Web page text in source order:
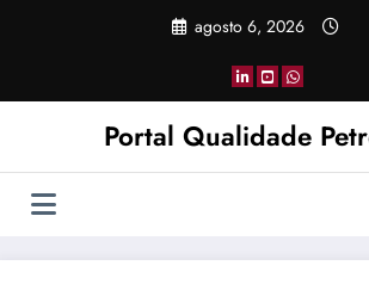
agosto 6, 2026
Portal Qualidade